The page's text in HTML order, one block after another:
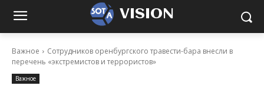
VISION
Важное
Сотрудников оренбургского травести-бара внесли в
перечень «экстремистов и террористов»
Важное